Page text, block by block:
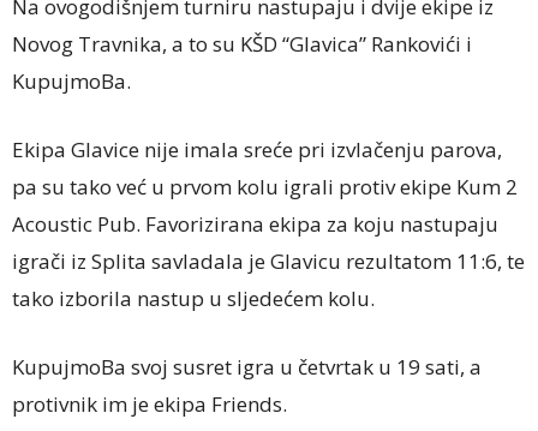
Na ovogodišnjem turniru nastupaju i dvije ekipe iz
Novog Travnika, a to su KŠD “Glavica” Rankovići i
KupujmoBa.
Ekipa Glavice nije imala sreće pri izvlačenju parova,
pa su tako već u prvom kolu igrali protiv ekipe Kum 2
Acoustic Pub. Favorizirana ekipa za koju nastupaju
igrači iz Splita savladala je Glavicu rezultatom 11:6, te
tako izborila nastup u sljedećem kolu.
KupujmoBa svoj susret igra u četvrtak u 19 sati, a
protivnik im je ekipa Friends.